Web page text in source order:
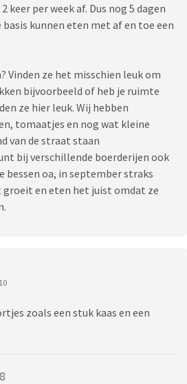
keer per week af. Dus nog 5 dagen
kunnen eten met af en toe een
Vinden ze het misschien leuk om
bijvoorbeeld of heb je ruimte
ze hier leuk. Wij hebben
tomaatjes en nog wat kleine
van de straat staan
bij verschillende boerderijen ook
bessen oa, in september straks
groeit en eten het juist omdat ze
zoals een stuk kaas en een